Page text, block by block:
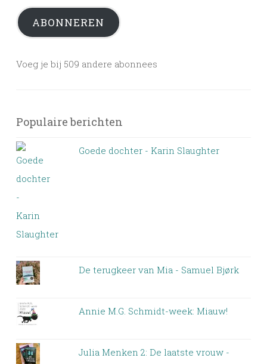
ABONNEREN
Voeg je bij 509 andere abonnees
Populaire berichten
Goede dochter - Karin Slaughter
De terugkeer van Mia - Samuel Bjørk
Annie M.G. Schmidt-week: Miauw!
Julia Menken 2: De laatste vrouw -